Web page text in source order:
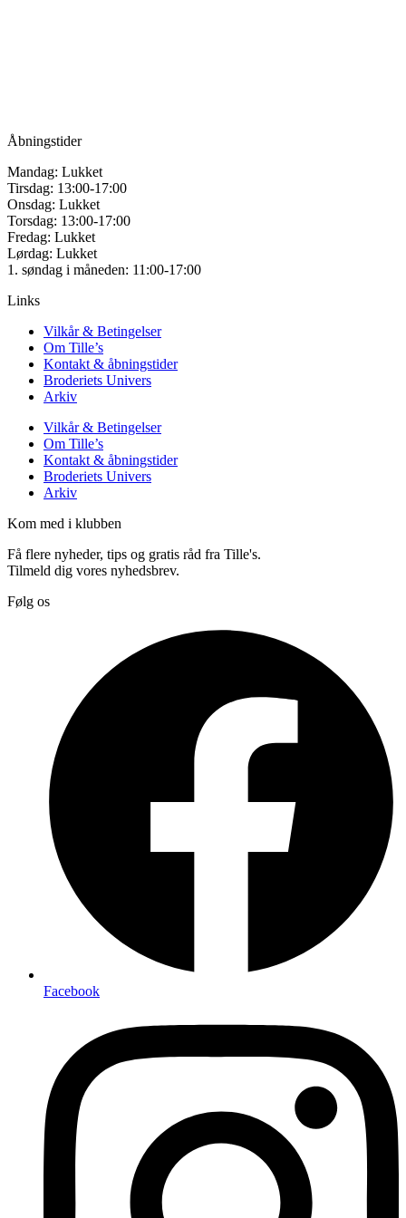
Åbningstider
Mandag: Lukket
Tirsdag: 13:00-17:00
Onsdag: Lukket
Torsdag: 13:00-17:00
Fredag: Lukket
Lørdag: Lukket
1. søndag i måneden: 11:00-17:00
Links
Vilkår & Betingelser
Om Tille’s
Kontakt & åbningstider
Broderiets Univers
Arkiv
Vilkår & Betingelser
Om Tille’s
Kontakt & åbningstider
Broderiets Univers
Arkiv
Kom med i klubben
Få flere nyheder, tips og gratis råd fra Tille's.
Tilmeld dig vores nyhedsbrev.
Følg os
Facebook